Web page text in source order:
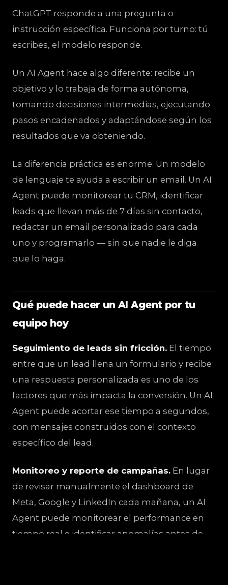
ChatGPT responde a una pregunta o
instrucción específica. Funciona por turno: tú
escribes, el modelo responde.
Un AI Agent hace algo diferente: recibe un
objetivo y lo trabaja de forma autónoma,
tomando decisiones intermedias, ejecutando
pasos encadenados y adaptándose según los
resultados que va obteniendo.
La diferencia práctica es enorme. Un modelo
de lenguaje te ayuda a escribir un email. Un AI
Agent puede monitorear tu CRM, identificar
leads que llevan más de 7 días sin contacto,
redactar un email personalizado para cada
uno y programarlo — sin que nadie le diga
que lo haga.
Qué puede hacer un AI Agent por tu
equipo hoy
Seguimiento de leads sin fricción. El tiempo
entre que un lead llena un formulario y recibe
una respuesta personalizada es uno de los
factores que más impacta la conversión. Un AI
Agent puede acortar ese tiempo a segundos,
con mensajes construidos con el contexto
específico del lead.
Monitoreo y reporte de campañas. En lugar
de revisar manualmente el dashboard de
Meta, Google y LinkedIn cada mañana, un AI
Agent puede monitorear el performance en
tiempo real e identificar anomalías antes de